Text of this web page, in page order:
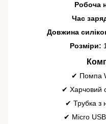
Робоча
Час
Довжина
Розміри:
✔ Помпа
✔ Харчовий
✔ Трубка з
✔ Micro